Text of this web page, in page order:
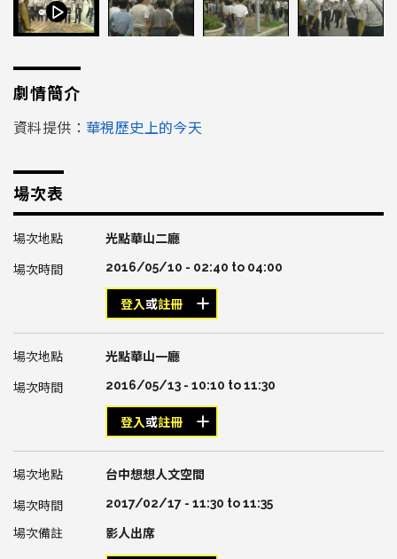
劇情簡介
資料提供： 華視歷史上的今天
場次表
光點華山二廳
2016/05/10 - 02:40 to 04:00
登入或註冊
光點華山一廳
2016/05/13 - 10:10 to11:30
登入或註冊
台中想想人文空間
2017/02/17 - 11:30 to11:35
影人出席